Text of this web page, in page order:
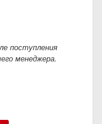
поступления
менеджера.